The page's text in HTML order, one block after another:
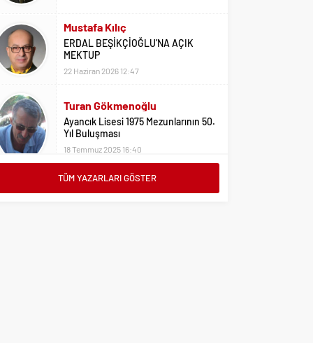
ERDAL BEŞİKÇİOĞLU’NA AÇIK
MEKTUP
22 Haziran 2026 12:47
Ayancık Lisesi 1975 Mezunlarının 50.
Yıl Buluşması
18 Temmuz 2025 16:40
Adil Yıldız
TÜM YAZARLARI GÖSTER